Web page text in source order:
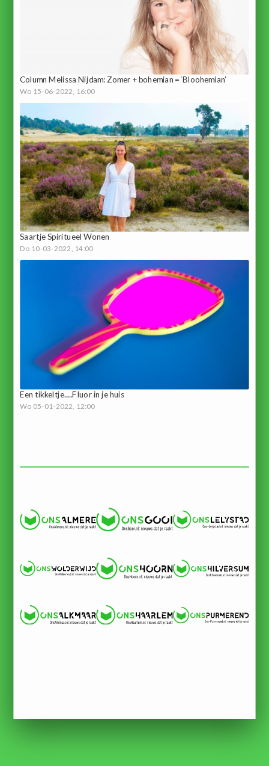
Column Melissa Nijdam: Zomer + bohemian = ‘Bloohemian’
Wo 15-06-2022, 16:00
Saartje Spiritueel Wonen
Do 10-03-2022, 14:00
Een tikkeltje.....Fluor in je huis
Wo 05-01-2022, 12:00